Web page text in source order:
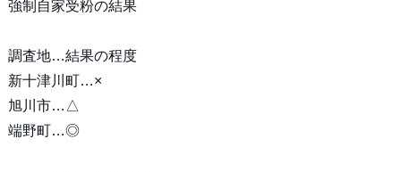
強制自家受粉の結果
調査地…結果の程度
新十津川町…×
旭川市…△
端野町…◎